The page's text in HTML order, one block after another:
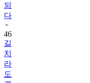
되
다
46
길
치
라
도